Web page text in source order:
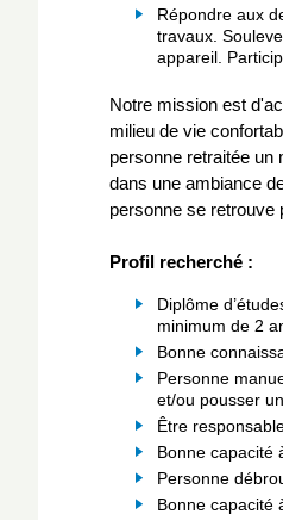
Répondre aux
travaux.
appareil.
Notre mission est
milieu de vie
personne retraitée un
dans une ambiance
personne se retrouve
Profil recherché :
Diplôme
minimum de 2
Bonne
Personne
et/ou pousser
Être
Bonne capacité
Personne
Bonne capacité